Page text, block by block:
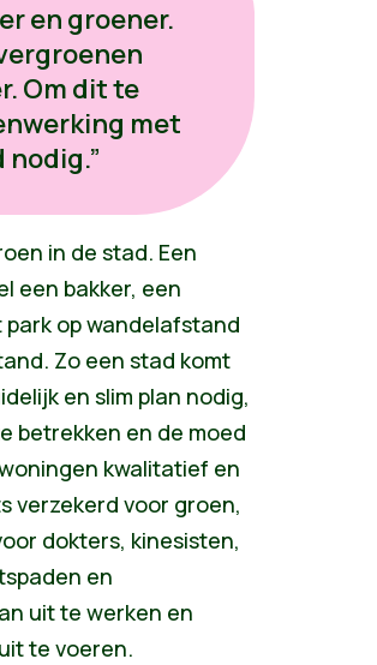
en groener.
Om dit te
met
in de stad. Een
een bakker, een
op wandelafstand
Zo een stad komt
en slim plan nodig,
betrekken en de moed
kwalitatief en
verzekerd voor groen,
dokters, kinesisten,
en
uit te werken en
te voeren.